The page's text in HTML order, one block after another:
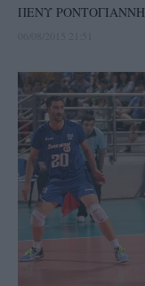
ΠΕΝΥ ΡΟΝΤΟΓΙΑΝΝΗ